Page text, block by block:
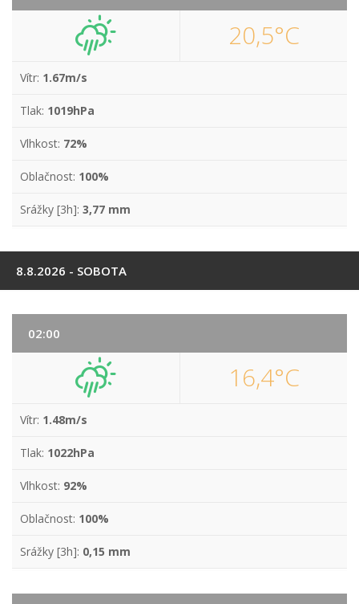
20,5°C
Vítr: 1.67m/s
Tlak: 1019hPa
Vlhkost: 72%
Oblačnost: 100%
Srážky [3h]: 3,77 mm
8.8.2026 - SOBOTA
02:00
16,4°C
Vítr: 1.48m/s
Tlak: 1022hPa
Vlhkost: 92%
Oblačnost: 100%
Srážky [3h]: 0,15 mm